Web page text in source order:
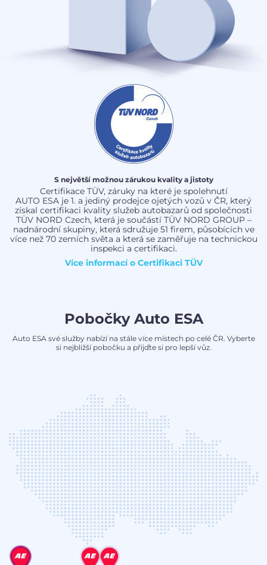
S největší možnou zárukou kvality a jistoty
Certifikace TÜV, záruky na které je spolehnutí
AUTO ESA je 1. a jediný prodejce ojetých vozů v ČR, který
získal certifikaci kvality služeb autobazarů od společnosti
TÜV NORD Czech, která je součástí TÜV NORD GROUP –
nadnárodní skupiny, která sdružuje 51 firem, působících ve
více než 70 zemích světa a která se zaměřuje na technickou
inspekci a certifikaci.
Více informací o Certifikaci TÜV
Pobočky Auto ESA
Auto ESA své služby nabízí na stále více místech po celé ČR. Vyberte
si nejbližší pobočku a přijďte si pro lepší vůz.